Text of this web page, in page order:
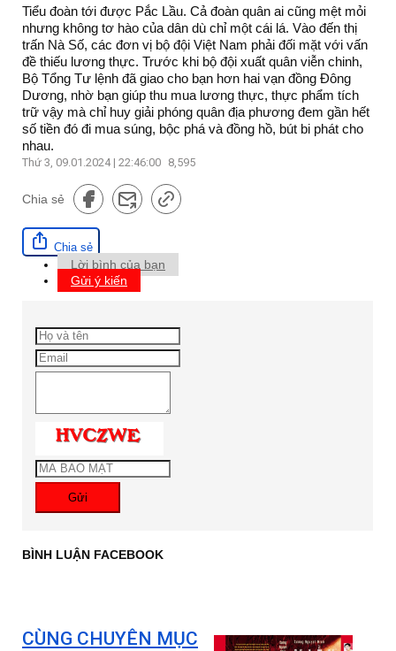
Tiểu đoàn tới được Pắc Lầu. Cả đoàn quân ai cũng mệt mỏi
nhưng không tơ hào của dân dù chỉ một cái lá. Vào đến thị
trấn Nà Số, các đơn vị bộ đội Việt Nam phải đối mặt với vấn
đề thiếu lương thực. Trước khi bộ đội xuất quân viễn chinh,
Bộ Tổng Tư lệnh đã giao cho bạn hơn hai vạn đồng Đông
Dương, nhờ bạn giúp thu mua lương thực, thực phẩm tích
trữ vậy mà chỉ huy giải phóng quân địa phương đem gần hết
số tiền đó đi mua súng, bộc phá và đồng hồ, bút bi phát cho
nhau.
Thứ 3, 09.01.2024 | 22:46:00 8,595
Chia sẻ
Chia sẻ
Lời bình của bạn
Gửi ý kiến
Gửi
BÌNH LUẬN FACEBOOK
CÙNG CHUYÊN MỤC